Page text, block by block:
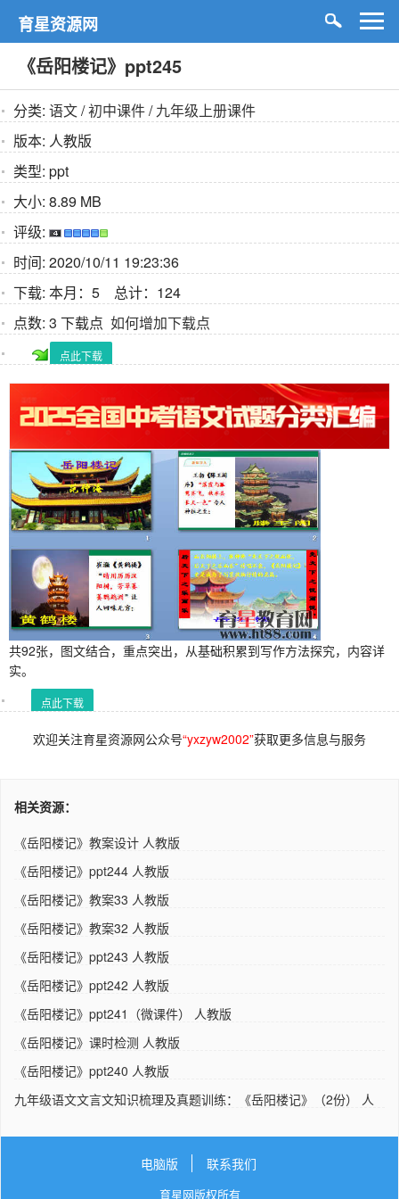
育星资源网
《岳阳楼记》ppt245
分类: 语文/初中课件/九年级上册课件
版本: 人教版
类型: ppt
大小: 8.89 MB
评级:
时间: 2020/10/11 19:23:36
下载: 本月：5 总计：124
点数: 3 下载点 如何增加下载点
点此下载
共92张，图文结合，重点突出，从基础积累到写作方法探究，内容详
实。
点此下载
欢迎关注育星资源网公众号“yxzyw2002”获取更多信息与服务
相关资源：
《岳阳楼记》教案设计 人教版
《岳阳楼记》ppt244 人教版
《岳阳楼记》教案33 人教版
《岳阳楼记》教案32 人教版
《岳阳楼记》ppt243 人教版
《岳阳楼记》ppt242 人教版
《岳阳楼记》ppt241（微课件） 人教版
《岳阳楼记》课时检测 人教版
《岳阳楼记》ppt240 人教版
九年级语文文言文知识梳理及真题训练：《岳阳楼记》（2份） 人
电脑版 联系我们
育星网版权所有